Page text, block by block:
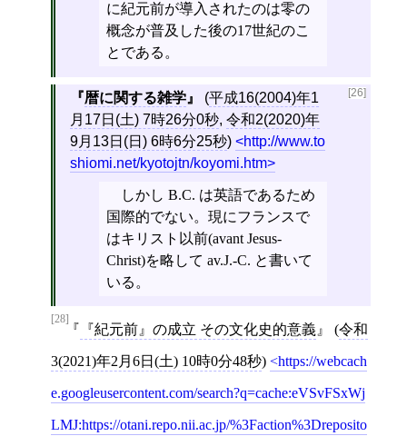
に紀元前が導入されたのは零の
概念が普及した後の17世紀のこ
とである。
[26]
暦に関する雑学 (平成16(2004)年1
月17日(土) 7時26分0秒, 令和2(2020)年
9月13日(日) 6時6分25秒)
http://www.to
shiomi.net/kyotojtn/koyomi.htm
しかし B.C. は英語であるため
国際的でない。現にフランスで
はキリスト以前(avant Jesus-
Christ)を略して av.J.-C. と書いて
いる。
[28]
『紀元前』の成立 その文化史的意義 (令和
3(2021)年2月6日(土) 10時0分48秒) https://webcach
e.googleusercontent.com/search?q=cache:eVSvFSxWj
LMJ:https://otani.repo.nii.ac.jp/%3Faction%3Dreposito